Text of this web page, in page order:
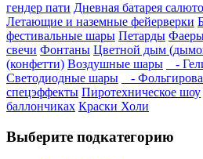
гендер пати Дневная батарея
Летающие и наземные фейерверки
фестивальные шары Петарды
свечи Фонтаны Цветной дым
(конфетти) Воздушные шары -
Светодиодные шары
-
спецэффекты Пиротехническое шоу
баллончиках Краски Холи
Выберите подкатегорию